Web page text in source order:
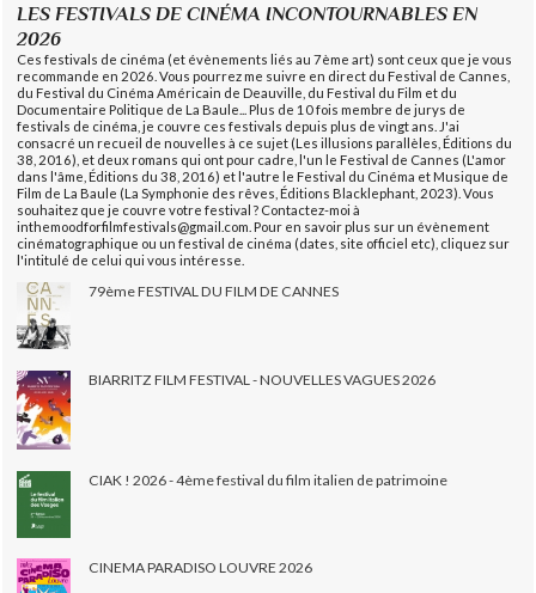
LES FESTIVALS DE CINÉMA INCONTOURNABLES EN
2026
Ces festivals de cinéma (et évènements liés au 7ème art) sont ceux que je vous
recommande en 2026. Vous pourrez me suivre en direct du Festival de Cannes,
du Festival du Cinéma Américain de Deauville, du Festival du Film et du
Documentaire Politique de La Baule... Plus de 10 fois membre de jurys de
festivals de cinéma, je couvre ces festivals depuis plus de vingt ans. J'ai
consacré un recueil de nouvelles à ce sujet (Les illusions parallèles, Éditions du
38, 2016), et deux romans qui ont pour cadre, l'un le Festival de Cannes (L'amor
dans l'âme, Éditions du 38, 2016) et l'autre le Festival du Cinéma et Musique de
Film de La Baule (La Symphonie des rêves, Éditions Blacklephant, 2023). Vous
souhaitez que je couvre votre festival ? Contactez-moi à
inthemoodforfilmfestivals@gmail.com. Pour en savoir plus sur un évènement
cinématographique ou un festival de cinéma (dates, site officiel etc), cliquez sur
l'intitulé de celui qui vous intéresse.
79ème FESTIVAL DU FILM DE CANNES
BIARRITZ FILM FESTIVAL - NOUVELLES VAGUES 2026
CIAK ! 2026 - 4ème festival du film italien de patrimoine
CINEMA PARADISO LOUVRE 2026